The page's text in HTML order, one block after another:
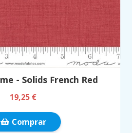
- Solids French Red
19,25 €
Comprar